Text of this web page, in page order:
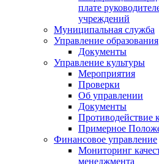
плате
учреждений
Муниципальная служба
Управление образования
Документы
Управление культуры
Мероприятия
Проверки
Об управлении
Документы
Противодействие
Примерное
Финансовое управление
Мониторинг
менеджмента